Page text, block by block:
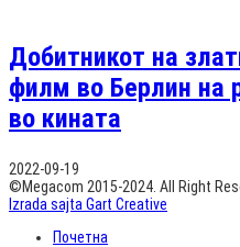
Добитникот на
филм во Берлин на
во кината
2022-09-19
©Megacom 2015-2024. All Right
Izrada sajta Gart Creative
Почетна